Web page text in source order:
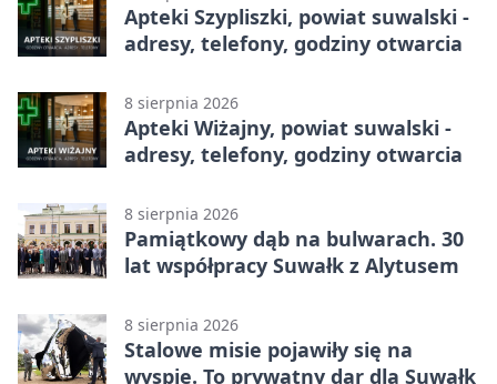
Apteki Szypliszki, powiat suwalski -
adresy, telefony, godziny otwarcia
8 sierpnia 2026
Apteki Wiżajny, powiat suwalski -
adresy, telefony, godziny otwarcia
8 sierpnia 2026
Pamiątkowy dąb na bulwarach. 30
lat współpracy Suwałk z Alytusem
8 sierpnia 2026
Stalowe misie pojawiły się na
wyspie. To prywatny dar dla Suwałk